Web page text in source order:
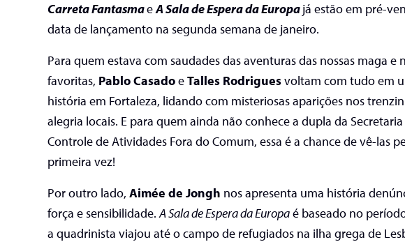
Carreta FantasmaeA Sala de Espera da Europajá estão em pré-
data de lançamento na segunda semana de janeiro.
Para quem estava com saudades das aventuras das nossas maga e
favoritas, Pablo CasadoeTalles Rodriguesvoltam com tudo em
história em Fortaleza, lidando com misteriosas aparições nos
alegria locais. E para quem ainda não conhece a dupla da
Controle de Atividades Fora do Comum, essa é a chance de vê-las
primeira vez!
Por outro lado, Aimée de Jongh nos apresenta uma história
força e sensibilidade.A Sala de Espera da Europaé baseado no
a quadrinista viajou até o campo de refugiados na ilha grega de